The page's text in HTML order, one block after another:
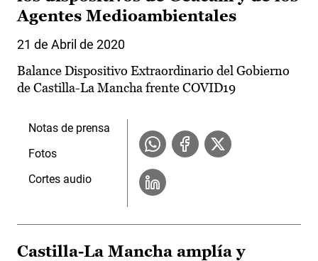
Agentes Medioambientales
21 de Abril de 2020
Balance Dispositivo Extraordinario del Gobierno
de Castilla-La Mancha frente COVID19
Notas de prensa
Fotos
Cortes audio
Castilla-La Mancha amplía y